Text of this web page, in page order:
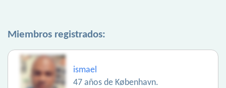
Miembros registrados:
ismael
47 años de København.